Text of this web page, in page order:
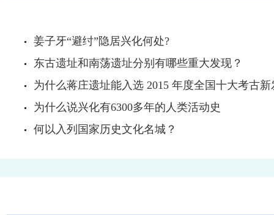
姜子牙“避纣”隐居兴化何处?
东古遗址和南荡遗址分别有哪些重大发现？
为什么蒋庄遗址能入选 2015 年度全国十大考古新
为什么说兴化有6300多年的人类活动史
何以入列国家历史文化名城？